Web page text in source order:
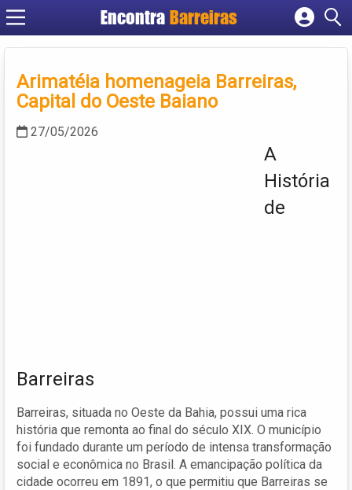
EncontraBarreiras
Cadastrar empresa
Criar conta
Arimatéia homenageia Barreiras,
Capital do Oeste Baiano
27/05/2026
A
História
de
Barreiras
Barreiras, situada no Oeste da Bahia, possui uma rica
história que remonta ao final do século XIX. O município
foi fundado durante um período de intensa transformação
social e econômica no Brasil. A emancipação política da
cidade ocorreu em 1891, o que permitiu que Barreiras se